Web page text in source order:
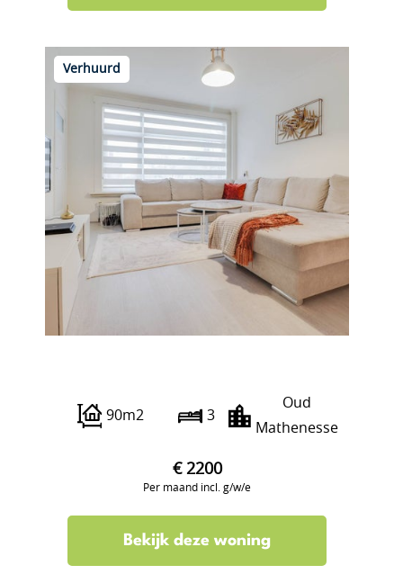
Verhuurd
90m2 3
Oud
Mathenesse
€ 2200
Per maand incl. g/w/e
Bekijk deze woning